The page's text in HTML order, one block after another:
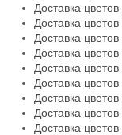
Доставка
Доставка
Доставка
Доставка
Доставка
Доставка
Доставка
Доставка
Доставка